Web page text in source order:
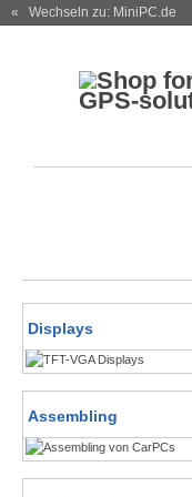
« Wechseln zu: MiniPC.de
Displays
Assembling